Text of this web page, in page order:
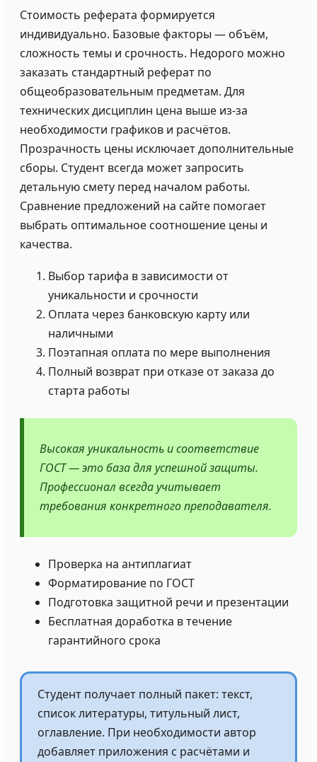
Стоимость реферата формируется
индивидуально. Базовые факторы — объём,
сложность темы и срочность. Недорого можно
заказать стандартный реферат по
общеобразовательным предметам. Для
технических дисциплин цена выше из-за
необходимости графиков и расчётов.
Прозрачность цены исключает дополнительные
сборы. Студент всегда может запросить
детальную смету перед началом работы.
Сравнение предложений на сайте помогает
выбрать оптимальное соотношение цены и
качества.
Выбор тарифа в зависимости от
уникальности и срочности
Оплата через банковскую карту или
наличными
Поэтапная оплата по мере выполнения
Полный возврат при отказе от заказа до
старта работы
Высокая уникальность и соответствие
ГОСТ — это база для успешной защиты.
Профессионал всегда учитывает
требования конкретного преподавателя.
Проверка на антиплагиат
Форматирование по ГОСТ
Подготовка защитной речи и презентации
Бесплатная доработка в течение
гарантийного срока
Студент получает полный пакет: текст,
список литературы, титульный лист,
оглавление. При необходимости автор
добавляет приложения с расчётами и